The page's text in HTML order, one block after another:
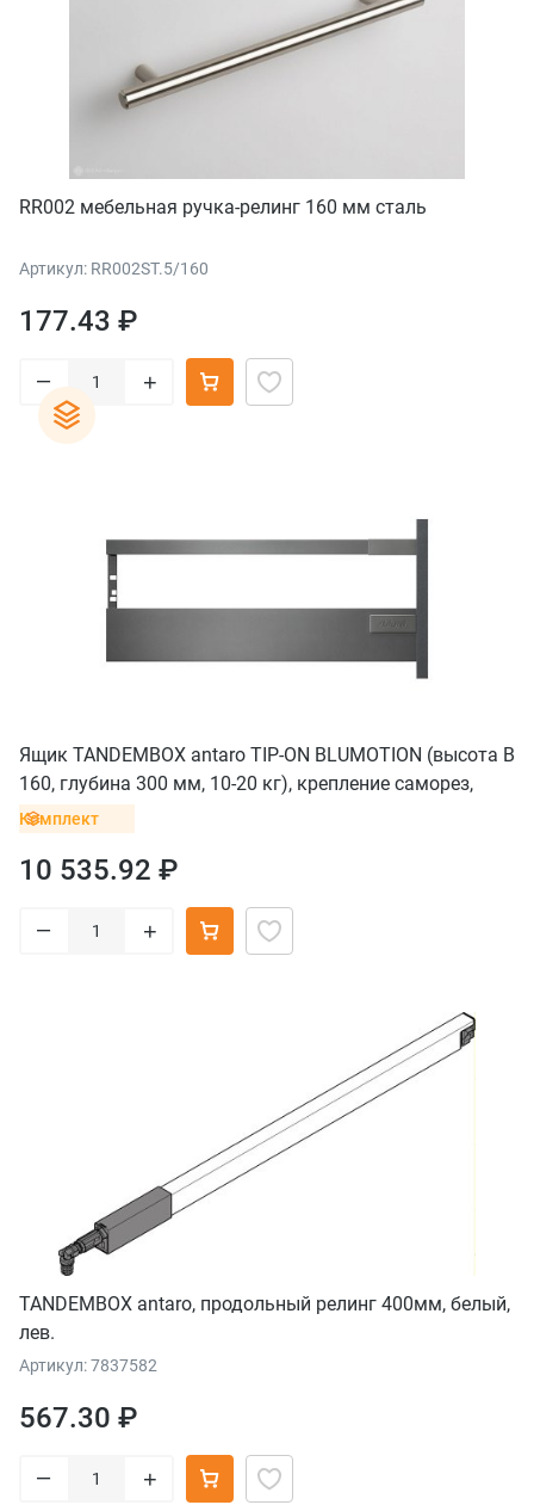
RR002 мебельная ручка-релинг 160 мм сталь
Артикул: RR002ST.5/160
177.43 ₽
– +
Ящик TANDEMBOX antaro TIP-ON BLUMOTION (высота B
160, глубина 300 мм, 10-20 кг), крепление саморез,
серый орион
Комплект
10 535.92 ₽
– +
TANDEMBOX antaro, продольный релинг 400мм, белый,
лев.
Артикул: 7837582
567.30 ₽
– +